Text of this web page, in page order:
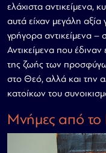
ελάχιστα αντικείμενα,
αυτά είχαν μεγάλη αξία
γρήγορα αντικείμενα –
Αντικείμενα που
της ζωής των
στο Θεό, αλλά και την
κατοίκων του
Μνήμες από το